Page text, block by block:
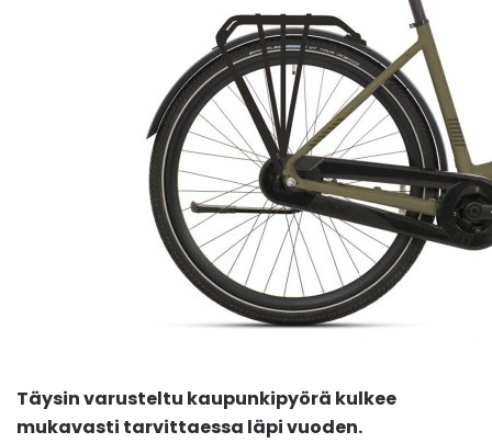
Täysin varusteltu kaupunkipyörä kulkee
mukavasti tarvittaessa läpi vuoden.